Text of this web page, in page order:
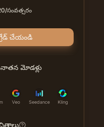
/సంవత్సరం
చేయండి
మోడళ్లు
Veo Seedance Kling